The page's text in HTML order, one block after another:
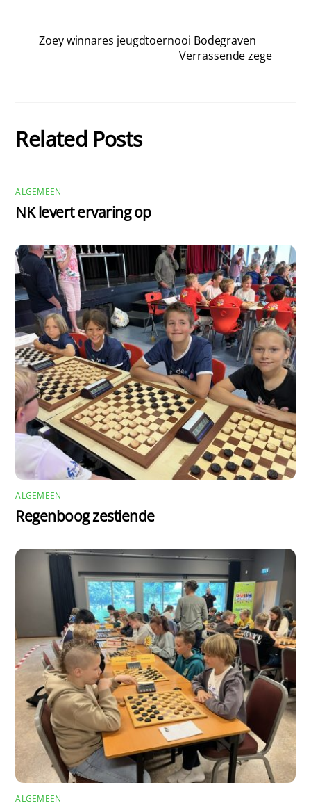
Zoey winnares jeugdtoernooi Bodegraven
Verrassende zege
Related Posts
ALGEMEEN
NK levert ervaring op
ALGEMEEN
Regenboog zestiende
ALGEMEEN